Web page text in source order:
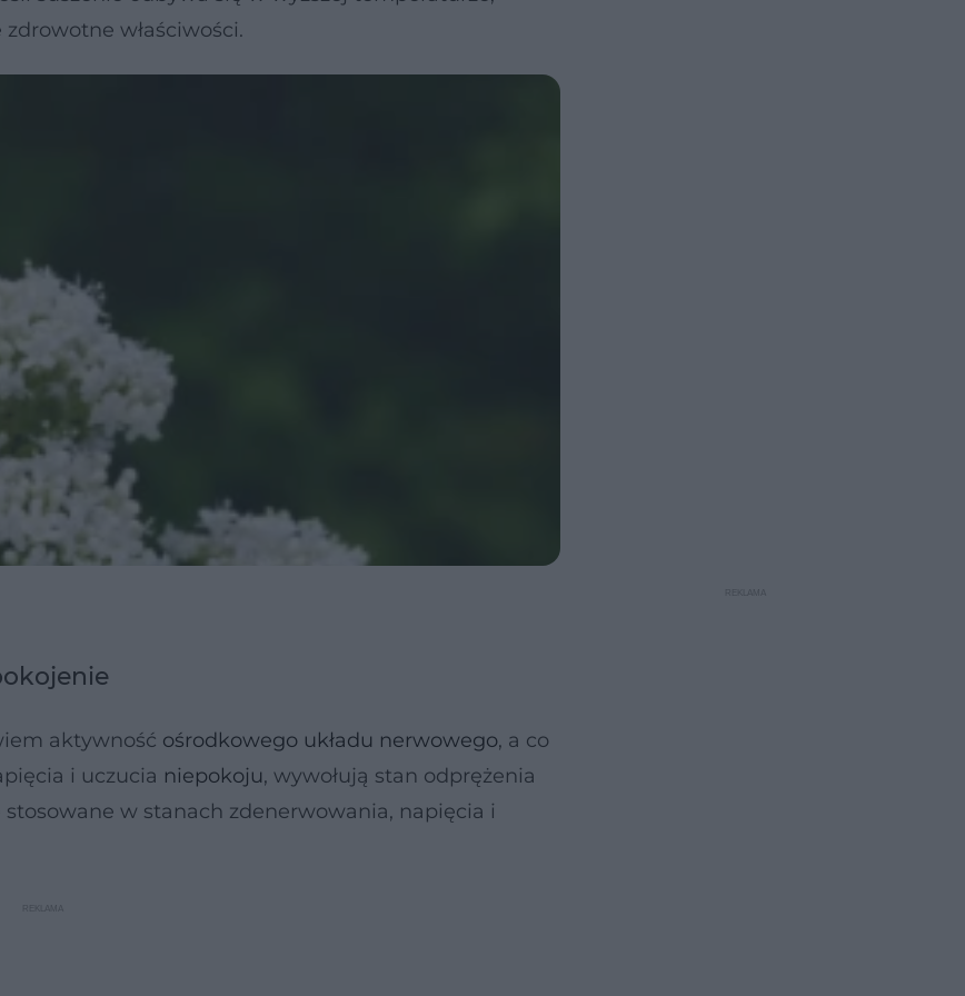
właściwości.
aktywność ośrodkowego układu nerwowego, a co
i uczucia niepokoju, wywołują stan odprężenia
w stanach zdenerwowania, napięcia i